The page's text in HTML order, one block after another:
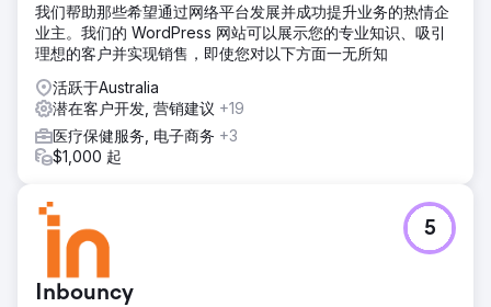
满足他们的需求。
结果
约增加 50% 社交媒体参与度增加 35% 客户在著名的健康和
保健网站上亮相，大大提升了他们的在线形象和声誉。
我们帮助那些希望通过网络平台发展并成功提升业务的热情企
业主。我们的 WordPress 网站可以展示您的专业知识、吸引
理想的客户并实现销售，即使您对以下方面一无所知
活跃于Australia
潜在客户开发, 营销建议 +19
医疗保健服务, 电子商务 +3
$1,000 起
Inbouncy
5